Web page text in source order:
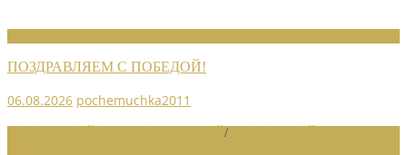
ПОЗДРАВЛЯЕМ С ПОБЕДОЙ!
06.08.2026 pochemuchka2011
/